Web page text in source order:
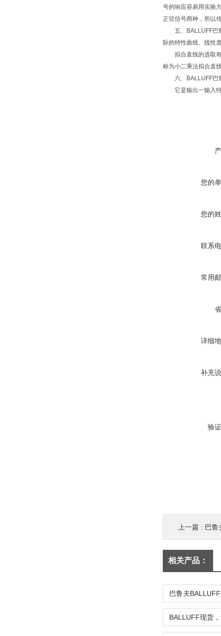
号的响应容易用实验
正弦信号两种，所以
五、BALLUFF巴鲁
际的特性曲线、线性
拟合直线的选取有
称为小二乘法拟合直
六、BALLUFF巴
它是输出一输入特
您的
您的
联系
常用
详细
补充
验
上一篇 : 巴鲁
相关产品：